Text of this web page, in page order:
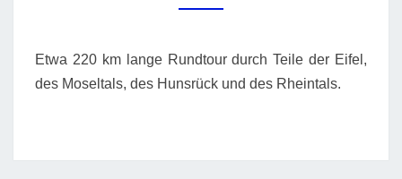
HUNSRÜCK
RHEIN
Etwa 220 km lange Rundtour durch Teile der Eifel,
des Moseltals, des Hunsrück und des Rheintals.